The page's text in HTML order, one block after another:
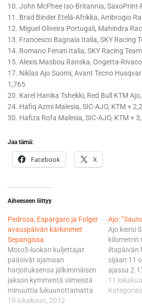
10. John McPhee Iso-Britannia, SaxoPrint-
11. Brad Binder Etelä-Afrikka, Ambrogio
12. Miguel Oliveira Portugali, Mahindra
13. Francesco Bagnaia Italia, SKY Racing
14. Romano Fenati Italia, SKY Racing
15. Alexis Masbou Ranska, Ongetta-
17. Niklas Ajo Suomi, Avant Tecno
1,765
20. Karel Hanika Tshekki, Red Bull KTM
24. Hafiq Azmi Malesia, SIC-AJO, KTM +
30. Hafiza Rofa Malesia, SIC-AJO, KTM +
Jaa tämä:
Facebook X
Aiheeseen liittyy
Pedrosa, Espargaro ja Folger
avauspäivän kärkinimet
Sepangissa
Moto3-luokan kuljettajat
pääsivät ajamaan
harjoituksensa jälkimmäisen
jakson kymmentä viimeistä
minuuttia lukuunottamatta
kuivalla radalla. Sade vesitti
19 lokakuun, 2012
Ajo:
Ajo kiersi
kilometrin
iltapäivän
sijaan 11
ajassa
sadekuuro
kastella
11